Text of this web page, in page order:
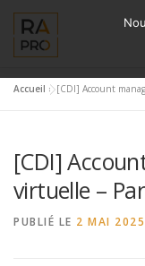
contenu
SERVICES RA’PRO
Accueil »[CDI] Account
[CDI]
virtuelle –
PUBLIÉ LE 2 MAI 2025